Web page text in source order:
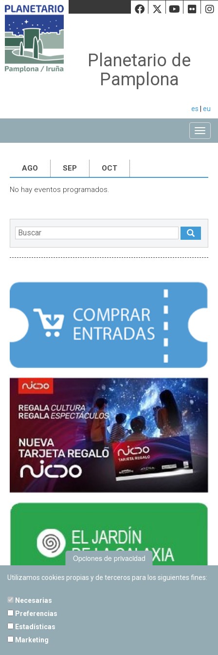
Facebook
Twiiter
Planetario de
Pamplona
es eu
AGO SEP OCT
No hay eventos programados.
Opciones de privacidad
Utilizamos cookies propias y de terceros para los siguientes fines:
Necesarias
Preferencias
Estadísticas
Marketing